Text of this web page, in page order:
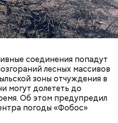
соединения попадут
лесных массивов
зоны отчуждения в
могут долететь до
Об этом предупредил
погоды «Фобос»
крайне мало
на пути у акулы.
защиты или обороны в
помогает, ведь у морского
в воде как по
их 95 в заповеднике. Это
исследования, —